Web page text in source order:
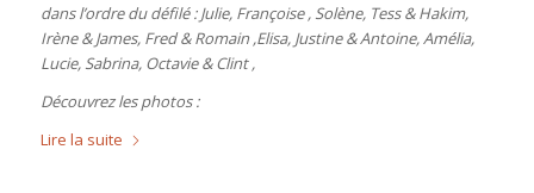
dans l’ordre du défilé : Julie, Françoise , Solène, Tess & Hakim,
Irène & James, Fred & Romain ,Elisa, Justine & Antoine, Amélia,
Lucie, Sabrina, Octavie & Clint ,
Découvrez les photos :
Lire la suite